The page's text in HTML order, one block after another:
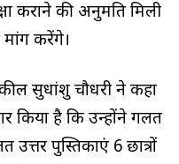
कराने की अनुमति मिली
मांग करेंगे।
सुधांशु चौधरी ने कहा
किया है कि उन्होंने गलत
उत्तर पुस्तिकाएं 6 छात्रों